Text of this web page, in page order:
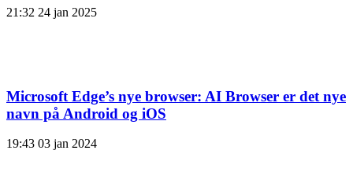
21:32 24 jan 2025
Microsoft Edge’s nye browser: AI Browser er det nye
navn på Android og iOS
19:43 03 jan 2024